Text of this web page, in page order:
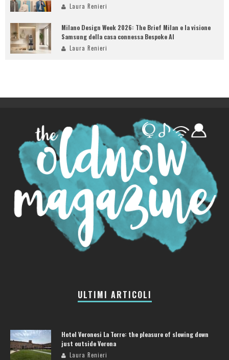
Laura Renieri
Milano Design Week 2026: The Brief Milan e la visione
Samsung della casa connessa Bespoke AI
Laura Renieri
ULTIMI ARTICOLI
Hotel Veronesi La Torre: the pleasure of slowing down
just outside Verona
Laura Renieri